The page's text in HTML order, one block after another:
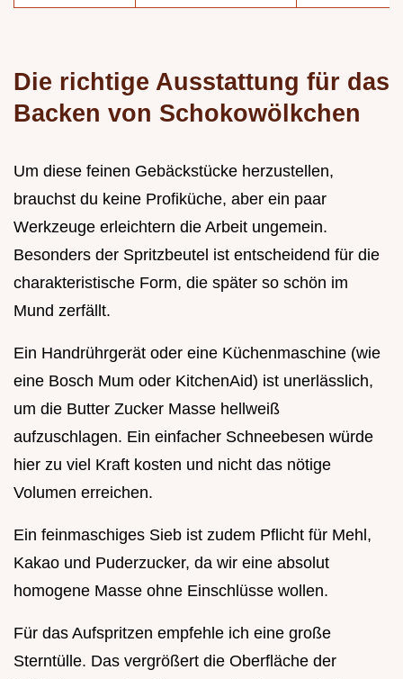
Die richtige Ausstattung für das
Backen von Schokowölkchen
Um diese feinen Gebäckstücke herzustellen,
brauchst du keine Profiküche, aber ein paar
Werkzeuge erleichtern die Arbeit ungemein.
Besonders der Spritzbeutel ist entscheidend für die
charakteristische Form, die später so schön im
Mund zerfällt.
Ein Handrührgerät oder eine Küchenmaschine (wie
eine Bosch Mum oder KitchenAid) ist unerlässlich,
um die Butter Zucker Masse hellweiß
aufzuschlagen. Ein einfacher Schneebesen würde
hier zu viel Kraft kosten und nicht das nötige
Volumen erreichen.
Ein feinmaschiges Sieb ist zudem Pflicht für Mehl,
Kakao und Puderzucker, da wir eine absolut
homogene Masse ohne Einschlüsse wollen.
Für das Aufspritzen empfehle ich eine große
Sterntülle. Das vergrößert die Oberfläche der